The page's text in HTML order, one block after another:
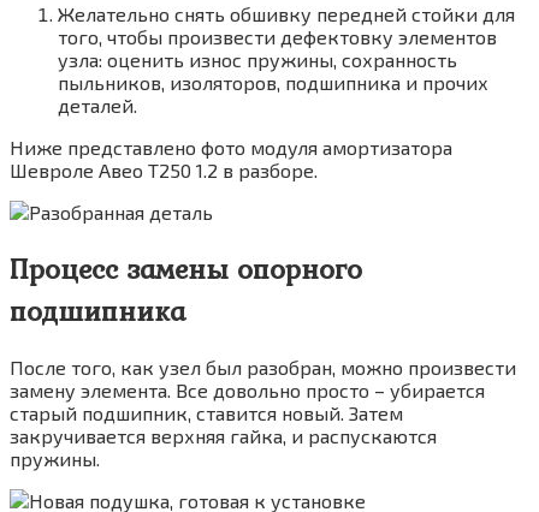
Желательно снять обшивку передней стойки для
того, чтобы произвести дефектовку элементов
узла: оценить износ пружины, сохранность
пыльников, изоляторов, подшипника и прочих
деталей.
Ниже представлено фото модуля амортизатора
Шевроле Авео T250 1.2 в разборе.
Процесс замены опорного
подшипника
После того, как узел был разобран, можно произвести
замену элемента. Все довольно просто – убирается
старый подшипник, ставится новый. Затем
закручивается верхняя гайка, и распускаются
пружины.